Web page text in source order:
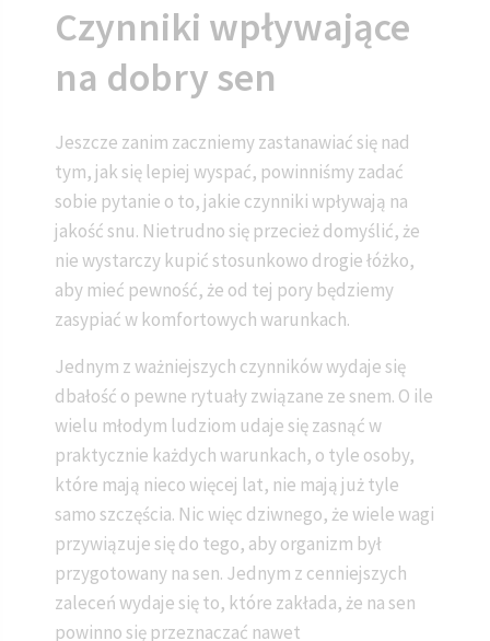
Czynniki wpływające
na dobry sen
Jeszcze zanim zaczniemy zastanawiać się nad
tym, jak się lepiej wyspać, powinniśmy zadać
sobie pytanie o to, jakie czynniki wpływają na
jakość snu. Nietrudno się przecież domyślić, że
nie wystarczy kupić stosunkowo drogie łóżko,
aby mieć pewność, że od tej pory będziemy
zasypiać w komfortowych warunkach.
Jednym z ważniejszych czynników wydaje się
dbałość o pewne rytuały związane ze snem. O ile
wielu młodym ludziom udaje się zasnąć w
praktycznie każdych warunkach, o tyle osoby,
które mają nieco więcej lat, nie mają już tyle
samo szczęścia. Nic więc dziwnego, że wiele wagi
przywiązuje się do tego, aby organizm był
przygotowany na sen. Jednym z cenniejszych
zaleceń wydaje się to, które zakłada, że na sen
powinno się przeznaczać nawet